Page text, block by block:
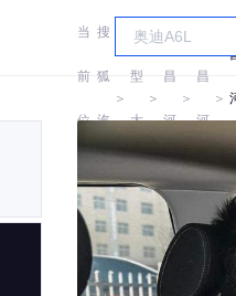
当
前
位
搜
狐
汽
＞
车
型
大
全
＞
昌
河
＞
昌
河
＞